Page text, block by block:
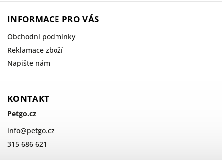
INFORMACE PRO VÁS
Obchodní podmínky
Reklamace zboží
Napište nám
KONTAKT
Petgo.cz
info@petgo.cz
315 686 621